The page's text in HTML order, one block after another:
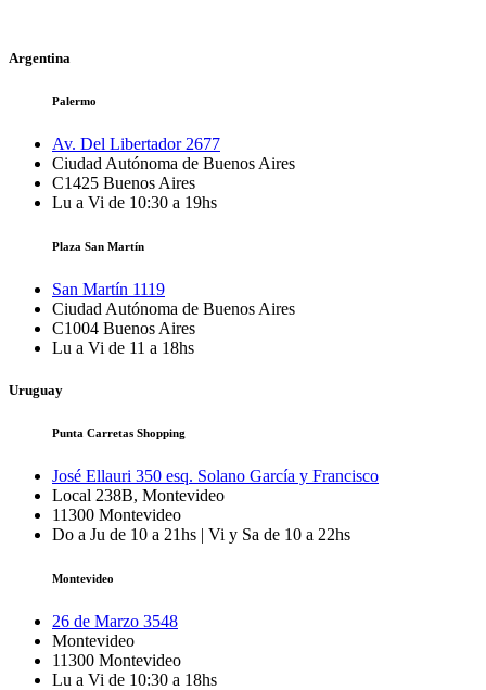
Argentina
Palermo
Av. Del Libertador 2677
Ciudad Autónoma de Buenos Aires
C1425 Buenos Aires
Lu a Vi de 10:30 a 19hs
Plaza San Martín
San Martín 1119
Ciudad Autónoma de Buenos Aires
C1004 Buenos Aires
Lu a Vi de 11 a 18hs
Uruguay
Punta Carretas Shopping
José Ellauri 350 esq. Solano García y Francisco
Local 238B, Montevideo
11300 Montevideo
Do a Ju de 10 a 21hs | Vi y Sa de 10 a 22hs
Montevideo
26 de Marzo 3548
Montevideo
11300 Montevideo
Lu a Vi de 10:30 a 18hs